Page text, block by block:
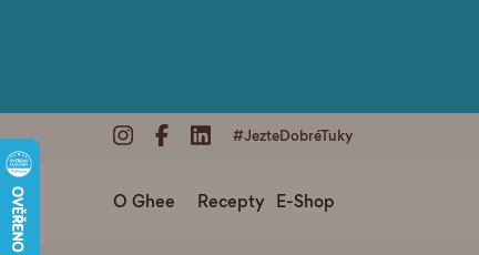
#JezteDobréTuky
O Ghee Recepty E-Shop